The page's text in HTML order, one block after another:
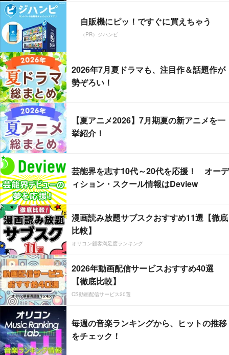
自販機にピッ！ですぐに買えちゃう
（PR）ジハンピ
2026年7月夏ドラマも、注目作＆話題作が
勢ぞろい！
【夏アニメ2026】7月期夏の新アニメを一
挙紹介！
芸能界を志す10代～20代を応援！ オーデ
ィション・スクール情報はDeview
漫画読み放題サブスクおすすめ11選【徹底
比較】
オリコン顧客満足度ランキング
2026年動画配信サービスおすすめ40選
【徹底比較】
CS動画配信サービス20選
毎週の音楽ランキングから、ヒットの推移
をチェック！